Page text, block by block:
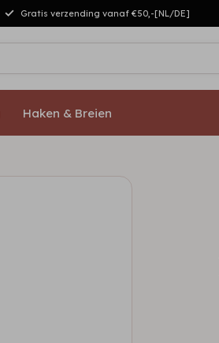
Gratis verzending vanaf €50,-[NL/DE]
Haken & Breien